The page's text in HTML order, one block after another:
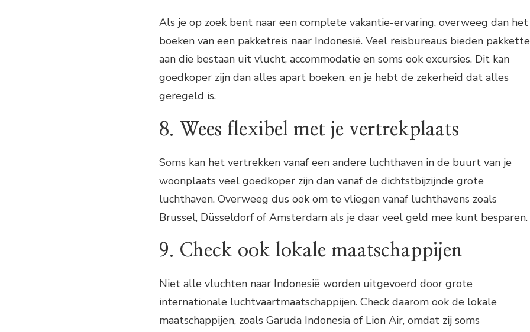
Als je op zoek bent naar een complete vakantie-ervaring, overweeg dan het
boeken van een pakketreis naar Indonesië. Veel reisbureaus bieden
aan die bestaan uit vlucht, accommodatie en soms ook excursies. Dit kan
goedkoper zijn dan alles apart boeken, en je hebt de zekerheid dat alles
geregeld is.
8. Wees flexibel met je vertrekplaats
Soms kan het vertrekken vanaf een andere luchthaven in de buurt van je
woonplaats veel goedkoper zijn dan vanaf de dichtstbijzijnde grote
luchthaven. Overweeg dus ook om te vliegen vanaf luchthavens zoals
Brussel, Düsseldorf of Amsterdam als je daar veel geld mee kunt besparen.
9. Check ook lokale maatschappijen
Niet alle vluchten naar Indonesië worden uitgevoerd door grote
internationale luchtvaartmaatschappijen. Check daarom ook de lokale
maatschappijen, zoals Garuda Indonesia of Lion Air, omdat zij soms